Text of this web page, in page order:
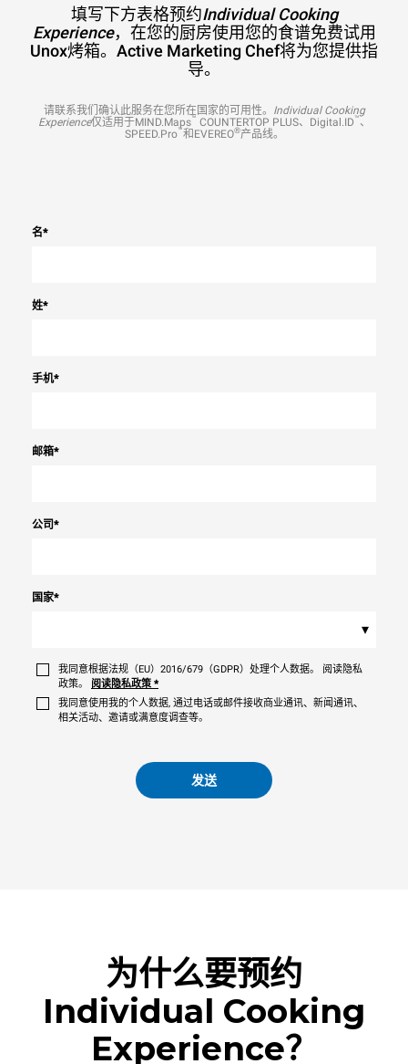
填写下方表格预约Individual Cooking
Experience，在您的厨房使用您的食谱免费试用
Unox烤箱。Active Marketing Chef将为您提供指
导。
请联系我们确认此服务在您所在国家的可用性。
Individual Cooking
Experience仅适用于MIND.Maps™ COUNTERTOP PLUS、Digital.ID ™、
SPEED.Pro™和EVEREO®产品线。
名*
姓*
手机*
邮箱*
公司*
国家*
▾
我同意根据法规（EU）2016/679（GDPR）处理个人数据。 阅读隐私
政策。
阅读隐私政策 *
我同意使用我的个人数据, 通过电话或邮件接收商业通讯、新闻通讯、
相关活动、邀请或满意度调查等。
发送
为什么要预约
Individual Cooking
Experience？